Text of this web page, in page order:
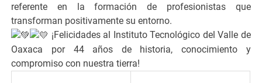
referente en la formación de profesionistas que
transforman positivamente su entorno.
¡Felicidades al Instituto Tecnológico del Valle de
Oaxaca por 44 años de historia, conocimiento y
compromiso con nuestra tierra!